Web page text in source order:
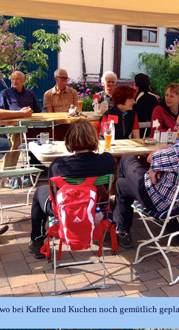
bei Kaffee und Kuchen noch gemütlich